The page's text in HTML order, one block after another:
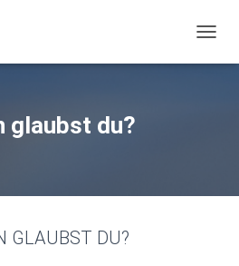
glaubst du?
GLAUBST DU?